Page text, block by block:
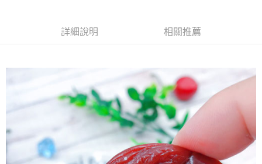
每筆NT$60，滿NT$799(含以上)免運費
每筆NT$60，滿NT$799(含以上)免運費
7-11取貨付款
詳細說明 相關推薦